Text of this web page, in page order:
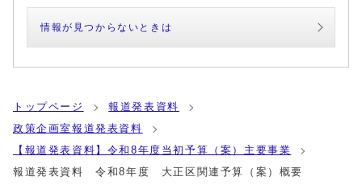
情報が見つからないときは
トップページ
報道発表資料
政策企画室報道発表資料
【報道発表資料】令和8年度当初予算（案）主要事業
報道発表資料 令和8年度 大正区関連予算（案）概要